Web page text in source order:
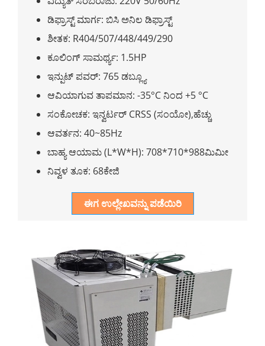
ಡಿಫ್ರಾಸ್ಟ್ ಮಾರ್ಗ: ಬಿಸಿ ಅನಿಲ ಡಿಫ್ರಾಸ್ಟ್
ಶೀತಕ: R404/507/448/449/290
ಕೂಲಿಂಗ್ ಸಾಮರ್ಥ್ಯ: 1.5HP
ಇನ್ಪುಟ್ ಪವರ್: 765 ಡಬ್ಲ್ಯೂ
ಆವಿಯಾಗುವ ತಾಪಮಾನ: -35°C ನಿಂದ +5 °C
ಸಂಕೋಚಕ: ಇನ್ವರ್ಟರ್ CRSS (ಸಂಯೋ),ಹೆಚ್ಚು
ಆವರ್ತನ: 40~85Hz
ಬಾಹ್ಯ ಆಯಾಮ (L*W*H): 708*710*988ಮಿಮೀ
ನಿವ್ವಳ ತೂಕ: 68ಕೇಜಿ
ಈಗ ಉಲ್ಲೇಖವನ್ನು ಪಡೆಯಿರಿ